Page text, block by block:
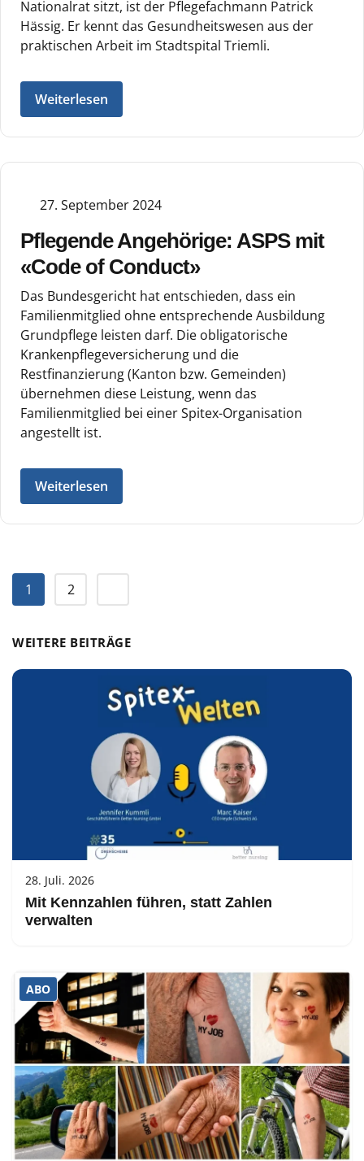
Nationalrat sitzt, ist der Pflegefachmann Patrick
Hässig. Er kennt das Gesundheitswesen aus der
praktischen Arbeit im Stadtspital Triemli.
Weiterlesen
27. September 2024
Pflegende Angehörige: ASPS mit
«Code of Conduct»
Das Bundesgericht hat entschieden, dass ein
Familienmitglied ohne entsprechende Ausbildung
Grundpflege leisten darf. Die obligatorische
Krankenpflegeversicherung und die
Restfinanzierung (Kanton bzw. Gemeinden)
übernehmen diese Leistung, wenn das
Familienmitglied bei einer Spitex-Organisation
angestellt ist.
Weiterlesen
1 2
WEITERE BEITRÄGE
28. Juli. 2026
Mit Kennzahlen führen, statt Zahlen
verwalten
ABO